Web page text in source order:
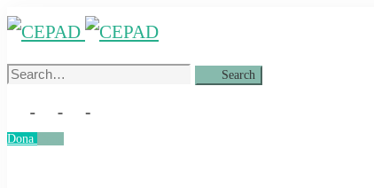
Search
Search
Dona